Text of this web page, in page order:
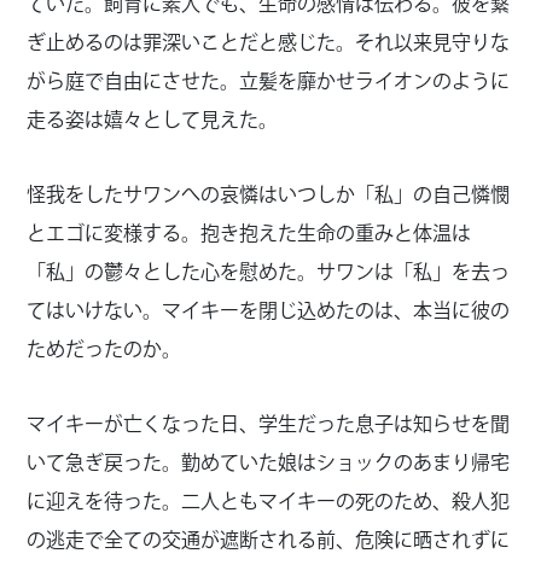
ていた。飼育に素人でも、生命の感情は伝わる。彼を繋
ぎ止めるのは罪深いことだと感じた。それ以来見守りな
がら庭で自由にさせた。立髪を靡かせライオンのように
走る姿は嬉々として見えた。
怪我をしたサワンへの哀憐はいつしか「私」の自己憐憫
とエゴに変様する。抱き抱えた生命の重みと体温は
「私」の鬱々とした心を慰めた。サワンは「私」を去っ
てはいけない。マイキーを閉じ込めたのは、本当に彼の
ためだったのか。
マイキーが亡くなった日、学生だった息子は知らせを聞
いて急ぎ戻った。勤めていた娘はショックのあまり帰宅
に迎えを待った。二人ともマイキーの死のため、殺人犯
の逃走で全ての交通が遮断される前、危険に晒されずに